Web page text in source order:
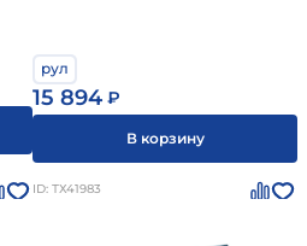
рул
15 894 ₽
В корзину
ID: ТХ41983